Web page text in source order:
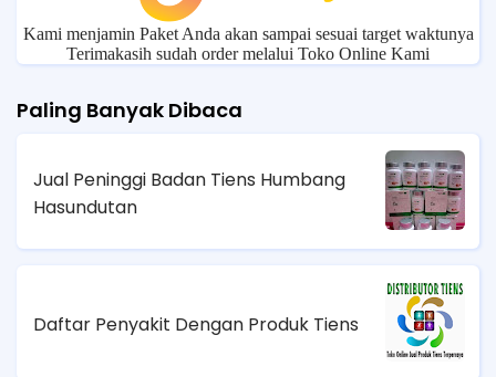
Kami menjamin Paket Anda akan sampai sesuai target waktunya
Terimakasih sudah order melalui Toko Online Kami
Paling Banyak Dibaca
Jual Peninggi Badan Tiens Humbang
Hasundutan
Daftar Penyakit Dengan Produk Tiens